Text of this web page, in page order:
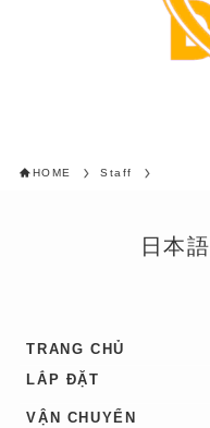
HOME Staff
日本語
TRANG CHỦ
LẮP ĐẶT
VẬN CHUYỂN